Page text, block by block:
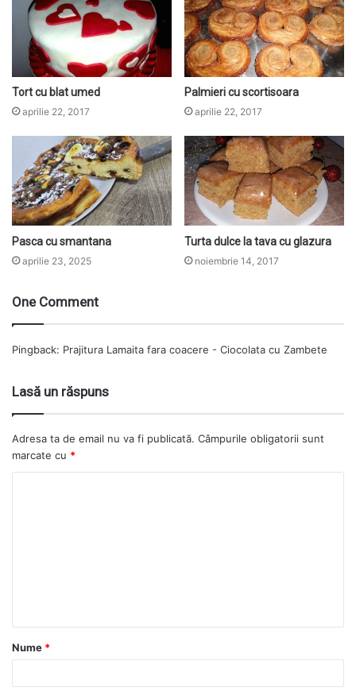
Tort cu blat umed
aprilie 22, 2017
Palmieri cu scortisoara
aprilie 22, 2017
Pasca cu smantana
aprilie 23, 2025
Turta dulce la tava cu glazura
noiembrie 14, 2017
One Comment
Pingback: Prajitura Lamaita fara coacere - Ciocolata cu Zambete
Lasă un răspuns
Adresa ta de email nu va fi publicată. Câmpurile obligatorii sunt
marcate cu *
Nume *